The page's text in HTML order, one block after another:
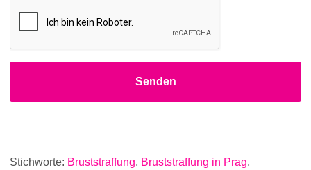
Stichworte: Bruststraffung, Bruststraffung in Prag,